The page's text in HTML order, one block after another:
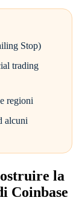
Stop)
trading
regioni
alcuni
la
Coinbase